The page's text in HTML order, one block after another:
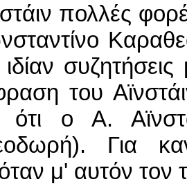
πολλές
του
ο Α.
Για
μ' αυτόν τον